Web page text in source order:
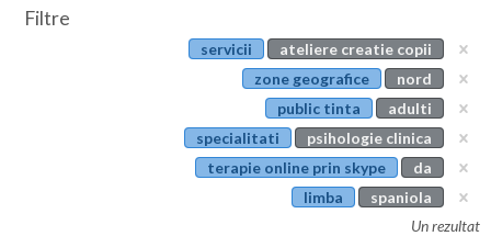
Botosani
Articole
Filtre
servicii
ateliere creatie copii
zone geografice
nord
public tinta
adulti
specialitati
psihologie clinica
terapie online prin skype
da
limba
spaniola
Un rezultat